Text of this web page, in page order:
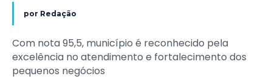
por Redação
Com nota 95,5, município é reconhecido pela
excelência no atendimento e fortalecimento dos
pequenos negócios